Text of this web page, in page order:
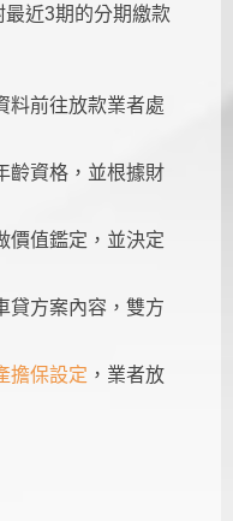
近3期的分期繳款
料前往放款業者處
齡資格，並根據財
價值鑑定，並決定
貸方案內容，雙方
擔保設定 ，業者放